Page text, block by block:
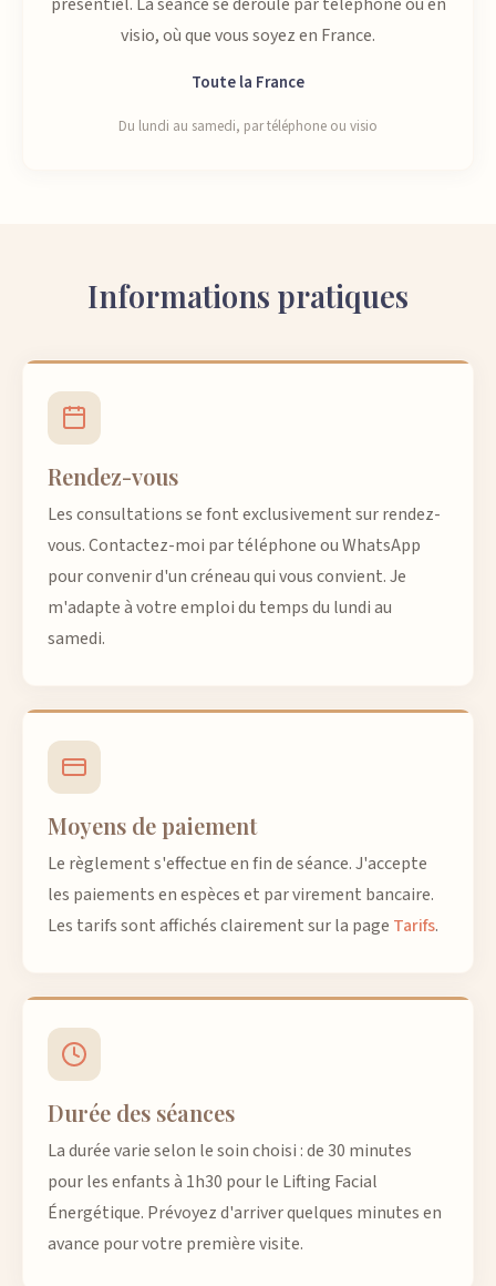
visio, où que vous soyez en France.
Toute la France
Du lundi au samedi, par téléphone ou visio
Informations pratiques
Rendez-vous
Les consultations se font exclusivement sur rendez-
vous. Contactez-moi par téléphone ou WhatsApp
pour convenir d'un créneau qui vous convient. Je
m'adapte à votre emploi du temps du lundi au
samedi.
Moyens de paiement
Le règlement s'effectue en fin de séance. J'accepte
les paiements en espèces et par virement bancaire.
Les tarifs sont affichés clairement sur la page Tarifs.
Durée des séances
La durée varie selon le soin choisi : de 30 minutes
pour les enfants à 1h30 pour le Lifting Facial
Énergétique. Prévoyez d'arriver quelques minutes en
avance pour votre première visite.